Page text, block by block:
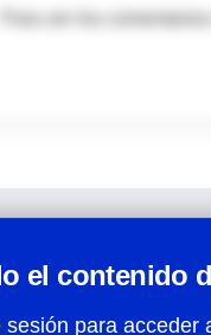
Para ver los
el contenido
para acceder